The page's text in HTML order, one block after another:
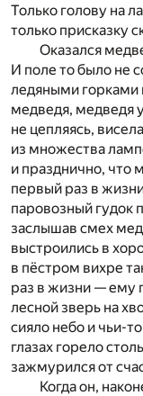
Только голову на
только присказку
Оказался
И поле то было не
ледяными горками
медведя, медведя
не цепляясь,
из множества
и празднично, что
первый раз в
паровозный гудок
заслышав смех
выстроились в
в пёстром вихре
раз в жизни — ему
лесной зверь на
сияло небо и чьи-
глазах горело
зажмурился от
Когда он,